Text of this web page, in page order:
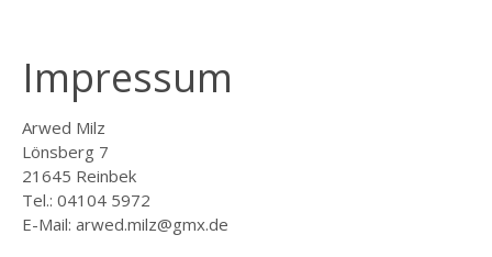
FOTOS
FILM & TON
APO
BERGEDORF
Impressum
Arwed Milz
Lönsberg 7
21645 Reinbek
Tel.: 04104 5972
E-Mail: arwed.milz@gmx.de